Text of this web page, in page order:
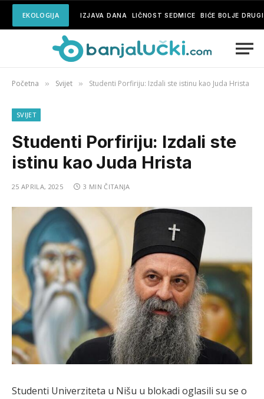
EKOLOGIJA IZJAVA DANA LIČNOST SEDMICE BIĆE BOLJE
Početna » Svijet » Studenti Porfiriju: Izdali ste istinu kao Juda Hrista
SVIJET
Studenti Porfiriju: Izdali ste
istinu kao Juda Hrista
25 APRILA, 2025 3 MIN ČITANJA
Studenti Univerziteta u Nišu u blokadi oglasili su se o